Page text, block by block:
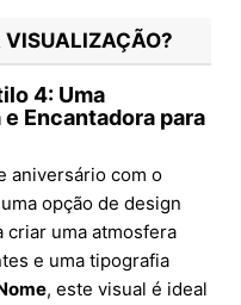
VISUALIZAÇÃO?
4: Uma
Encantadora para
aniversário com o
opção de design
criar uma atmosfera
e uma tipografia
, este visual é ideal